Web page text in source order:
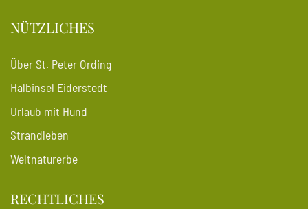
NÜTZLICHES
Über St. Peter Ording
Halbinsel Eiderstedt
Urlaub mit Hund
Strandleben
Weltnaturerbe
RECHTLICHES